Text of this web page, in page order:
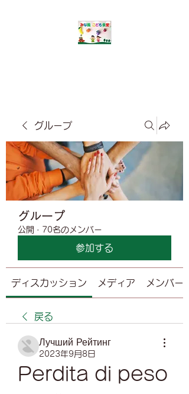
グループ
グループ
公開 · 70名のメンバー
参加する
ディスカッション メディア メンバー
戻る
Лучший Рейтинг
2023年9月8日
Perdita di peso